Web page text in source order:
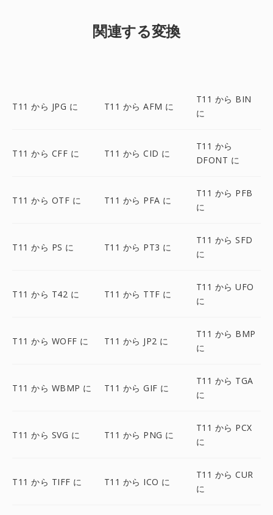
関連する変換
T11 から JPG に T11 から AFM に
T11 から BIN
に
T11 から CFF に T11 から CID に
T11 から
DFONT に
T11 から OTF に T11 から PFA に
T11 から PFB
に
T11 から PS に T11 から PT3 に
T11 から SFD
に
T11 から T42 に T11 から TTF に
T11 から UFO
に
T11 から WOFF に T11 から JP2 に
T11 から BMP
に
T11 から WBMP に T11 から GIF に
T11 から TGA
に
T11 から SVG に T11 から PNG に
T11 から PCX
に
T11 から TIFF に T11 から ICO に
T11 から CUR
に